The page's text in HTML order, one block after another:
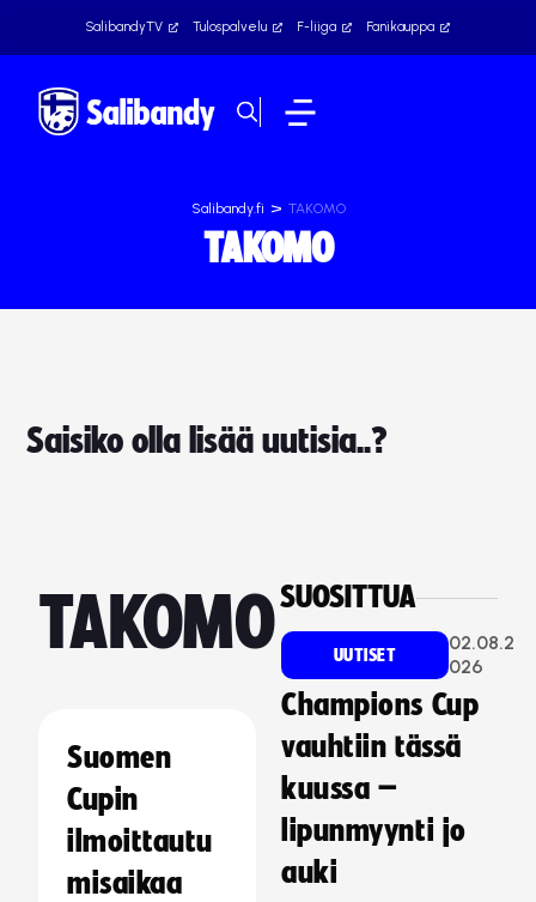
SalibandyTV Tulospalvelu F-liiga Fanikauppa
Salibandy.fi > TAKOMO
TAKOMO
Saisiko olla lisää uutisia..?
TAKOMO
Suomen
Cupin
ilmoittautu
misaikaa
SUOSITTUA
UUTISET
02.08.2
026
Champions Cup
vauhtiin tässä
kuussa –
lipunmyynti jo
auki